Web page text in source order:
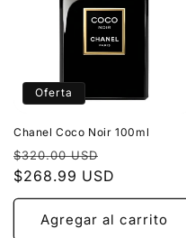
Oferta
Chanel Coco Noir 100ml
Precio
habitual
$320.00 USD
de
oferta
$268.99 USD
Agregar al carrito